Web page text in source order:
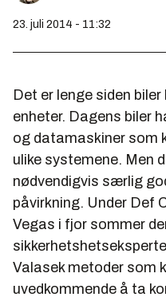
23. juli 2014 - 11:32
Det er lenge siden
enheter. Dagens biler
og datamaskiner som
ulike systemene. Men
nødvendigvis særlig
påvirkning. Under Def
Vegas i fjor sommer
Valasek metoder som
uvedkommende å ta